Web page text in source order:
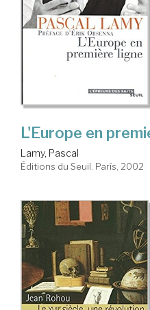
L'Europe en
Lamy, Pascal
Éditions du Seuil. París, 2002